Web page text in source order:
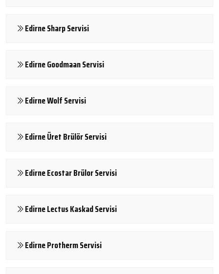
Edirne Sharp Servisi
Edirne Goodmaan Servisi
Edirne Wolf Servisi
Edirne Üret Brülör Servisi
Edirne Ecostar Brülor Servisi
Edirne Lectus Kaskad Servisi
Edirne Protherm Servisi